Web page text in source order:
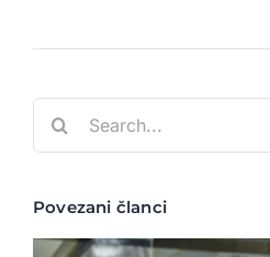
Povezani članci